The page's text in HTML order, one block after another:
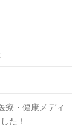
療・健康メディ
た！